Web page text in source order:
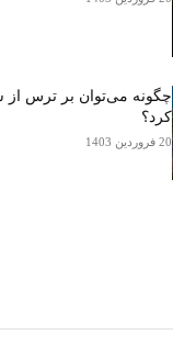
چگونه می‌توان بر ترس از
کرد؟
20 فروردین 1403